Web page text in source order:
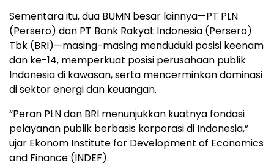
Sementara itu, dua BUMN besar lainnya—PT PLN
(Persero) dan PT Bank Rakyat Indonesia (Persero)
Tbk (BRI)—masing-masing menduduki posisi keenam
dan ke-14, memperkuat posisi perusahaan publik
Indonesia di kawasan, serta mencerminkan dominasi
di sektor energi dan keuangan.
“Peran PLN dan BRI menunjukkan kuatnya fondasi
pelayanan publik berbasis korporasi di Indonesia,”
ujar Ekonom Institute for Development of Economics
and Finance (INDEF).